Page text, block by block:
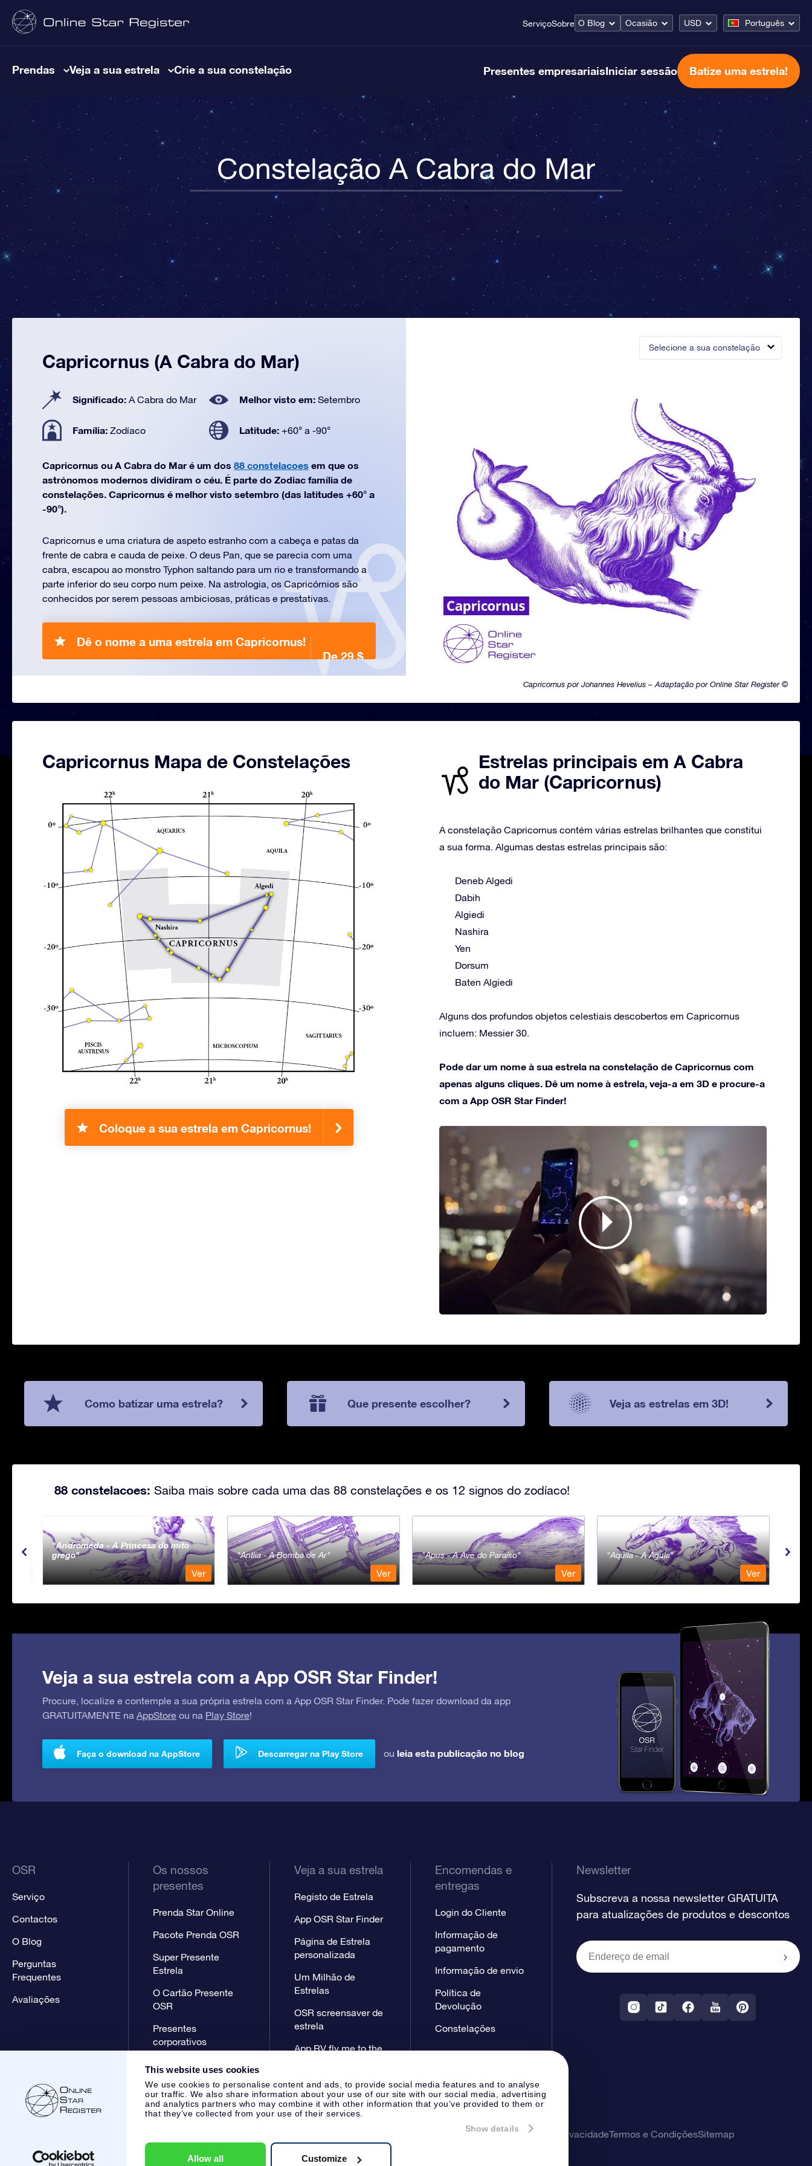
This website uses cookies
We use cookies to personalise content and ads, to provide social media features and to analyse
our traffic. We also share information about your use of our site with our social media, advertising
and analytics partners who may combine it with other information that you’ve provided to them or
that they’ve collected from your use of their services.
Show details
Allow all Customize
ServiçoSobre O Blog Ocasião USD Português
Prendas Veja a sua estrela Crie a sua constelação Presentes empresariaisIniciar sessão Batize uma estrela!
Constelação A Cabra do Mar
Selecione a sua constelação
Capricornus por Johannes Hevelius – Adaptação por Online Star Register ©
Capricornus (A Cabra do Mar)
Significado: A Cabra do Mar Melhor visto em: Setembro
Família: Zodíaco Latitude: +60° a -90°
Capricornus ou A Cabra do Mar é um dos 88 constelacoes em que os
astrónomos modernos dividiram o céu. É parte do Zodiac família de
constelações. Capricornus é melhor visto setembro (das latitudes +60° a
-90°).
Capricornus e uma criatura de aspeto estranho com a cabeça e patas da
frente de cabra e cauda de peixe. O deus Pan, que se parecia com uma
cabra, escapou ao monstro Typhon saltando para um rio e transformando a
parte inferior do seu corpo num peixe. Na astrologia, os Capricórnios são
conhecidos por serem pessoas ambiciosas, práticas e prestativas.
Dê o nome a uma estrela em Capricornus!
De 29 $
Capricornus Mapa de Constelações
Coloque a sua estrela em Capricornus!
Estrelas principais em A Cabra
do Mar (Capricornus)
A constelação Capricornus contém várias estrelas brilhantes que constitui
a sua forma. Algumas destas estrelas principais são:
Deneb Algedi
Dabih
Algiedi
Nashira
Yen
Dorsum
Baten Algiedi
Alguns dos profundos objetos celestiais descobertos em Capricornus
incluem: Messier 30.
Pode dar um nome à sua estrela na constelação de Capricornus com
apenas alguns cliques. Dê um nome à estrela, veja-a em 3D e procure-a
com a App OSR Star Finder!
Como batizar uma estrela? Que presente escolher? Veja as estrelas em 3D!
88 constelacoes: Saiba mais sobre cada uma das 88 constelações e os 12 signos do zodíaco!
Andromeda - A Princesa do mito
grego
Ver
Antlia - A Bomba de Ar
Ver
Apus - A Ave do Paraíso
Ver
Aquila - A Águia
Ver
Veja a sua estrela com a App OSR Star Finder!
Procure, localize e contemple a sua própria estrela com a App OSR Star Finder. Pode fazer download da app
GRATUITAMENTE na AppStore ou na Play Store!
Faça o download na AppStore Descarregar na Play Store ou leia esta publicação no blog
OSR
Serviço
Contactos
O Blog
Perguntas
Frequentes
Avaliações
Os nossos
presentes
Prenda Star Online
Pacote Prenda OSR
Super Presente
Estrela
O Cartão Presente
OSR
Presentes
corporativos
Veja a sua estrela
Registo de Estrela
App OSR Star Finder
Página de Estrela
personalizada
Um Milhão de
Estrelas
OSR screensaver de
estrela
App RV fly me to the
Encomendas e
entregas
Login do Cliente
Informação de
pagamento
Informação de envio
Política de
Devolução
Constelações
Newsletter
Subscreva a nossa newsletter GRATUITA
para atualizações de produtos e descontos
Apoio ao Cliente:help@osr.org KVK: 60333553, VAT: NL 8538.62.722B01
Página de ImprensaDeclaração de privacidadeTermos e CondiçõesSitemap